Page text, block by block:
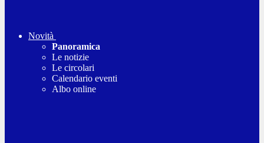
Novità
Panoramica
Le notizie
Le circolari
Calendario eventi
Albo online